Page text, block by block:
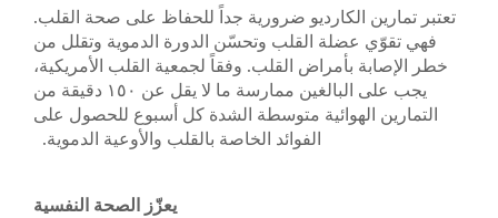
تعتبر تمارين الكارديو ضرورية جداً للحفاظ على صحة القلب.
فهي تقوّي عضلة القلب وتحسّن الدورة الدموية وتقلل من
خطر الإصابة بأمراض القلب. وفقاً لجمعية القلب الأمريكية،
يجب على البالغين ممارسة ما لا يقل عن ١٥٠ دقيقة من
التمارين الهوائية متوسطة الشدة كل أسبوع للحصول على
الفوائد الخاصة بالقلب والأوعية الدموية.
يعزّز الصحة النفسية